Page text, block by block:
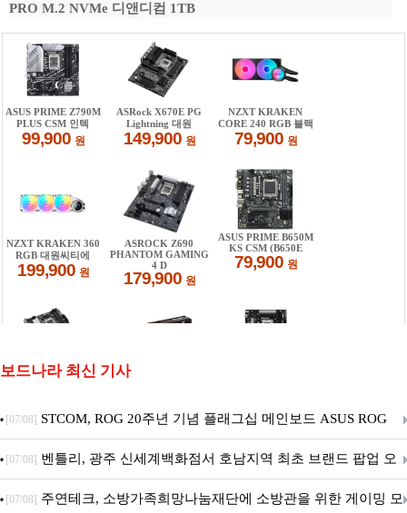
PRO M.2 NVMe 디앤디컴 1TB
보드나라 최신 기사
[07/08] STCOM, ROG 20주년 기념 플래그십 메인보드 ASUS ROG
Crosshair X870E EDITION 20 국내 출시 예정
[07/08] 벤틀리, 광주 신세계백화점서 호남지역 최초 브랜드 팝업 오
픈
[07/08] 주연테크, 소방가족희망나눔재단에 소방관을 위한 게이밍 모